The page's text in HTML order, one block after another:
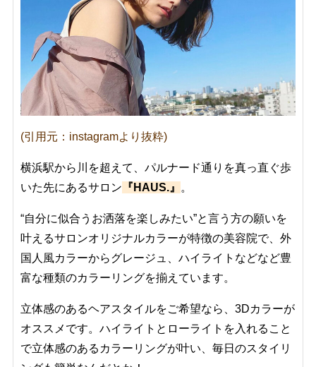
(引用元：instagramより抜粋)
横浜駅から川を超えて、パルナード通りを真っ直ぐ歩
いた先にあるサロン 『HAUS.』 。
“自分に似合うお洒落を楽しみたい”と言う方の願いを
叶えるサロンオリジナルカラーが特徴の美容院で、外
国人風カラーからグレージュ、ハイライトなどなど豊
富な種類のカラーリングを揃えています。
立体感のあるヘアスタイルをご希望なら、3Dカラーが
オススメです。ハイライトとローライトを入れること
で立体感のあるカラーリングが叶い、毎日のスタイリ